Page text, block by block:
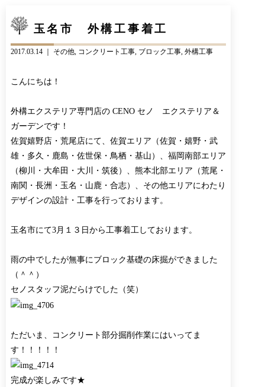
お問い合わせ
CONTACT
玉名市 外構工事着工
2017.03.14 ｜ その他 コンクリート工事 ブロック工事 外構工事
こんにちは！
外構エクステリア専門店の CENO セノ エクステリア＆
ガーデンです！
佐賀嬉野店・荒尾店にて、佐賀エリア（佐賀・嬉野・武
雄・多久・鹿島・佐世保・鳥栖・基山）、福岡南部エリア
（柳川・大牟田・大川・筑後）、熊本北部エリア（荒尾・
南関・長洲・玉名・山鹿・合志）、その他エリアにわたり
デザインの設計・工事を行っております。
玉名市にて3月１３日から工事着工しております。
雨の中でしたが無事にブロック基礎の床掘ができました
（＾＾）
セノスタッフ泥だらけでした（笑）
ただいま、コンクリート部分掘削作業にはいってま
す！！！！！
完成が楽しみです★